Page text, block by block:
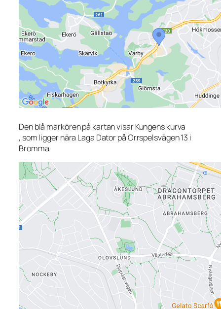
Den blå markören på kartan visar Kungens kurva
, som ligger nära Laga Dator på Orrspelsvägen 13 i
Bromma.